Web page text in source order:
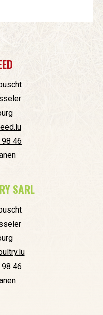
46
SARL
46